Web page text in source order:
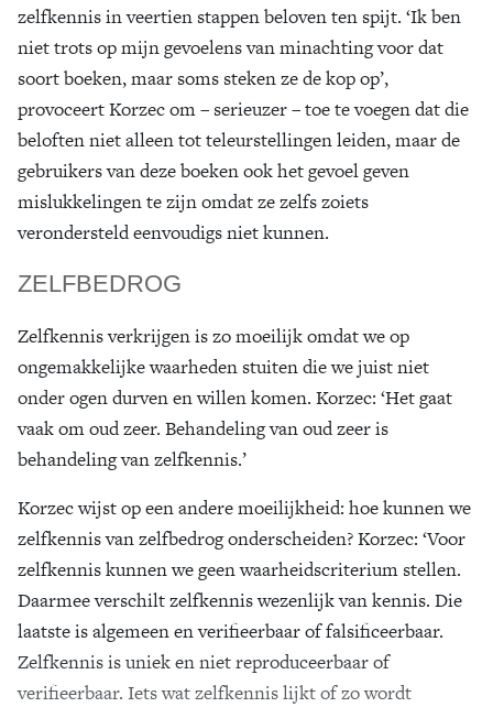
zelfkennis in veertien stappen beloven ten spijt. ‘Ik ben
niet trots op mijn gevoelens van minachting voor dat
soort boeken, maar soms steken ze de kop op’,
provoceert Korzec om – serieuzer – toe te voegen dat die
beloften niet alleen tot teleurstellingen leiden, maar de
gebruikers van deze boeken ook het gevoel geven
mislukkelingen te zijn omdat ze zelfs zoiets
verondersteld eenvoudigs niet kunnen.
ZELFBEDROG
Zelfkennis verkrijgen is zo moeilijk omdat we op
ongemakkelijke waarheden stuiten die we juist niet
onder ogen durven en willen komen. Korzec: ‘Het gaat
vaak om oud zeer. Behandeling van oud zeer is
behandeling van zelfkennis.’
Korzec wijst op een andere moeilijkheid: hoe kunnen we
zelfkennis van zelfbedrog onderscheiden? Korzec: ‘Voor
zelfkennis kunnen we geen waarheidscriterium stellen.
Daarmee verschilt zelfkennis wezenlijk van kennis. Die
laatste is algemeen en verifieerbaar of falsificeerbaar.
Zelfkennis is uniek en niet reproduceerbaar of
verifieerbaar. Iets wat zelfkennis lijkt of zo wordt